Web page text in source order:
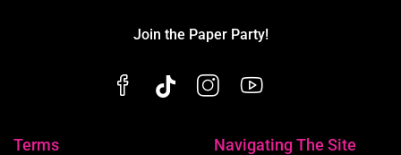
Join the Paper Party!
Terms Navigating The Site